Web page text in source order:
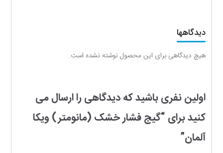
دیدگاهها
هیچ دیدگاهی برای این محصول نوشته نشده است.
اولین نفری باشید که دیدگاهی را ارسال می
کنید برای “گیج فشار خشک (مانومتر) ویکا
آلمان”